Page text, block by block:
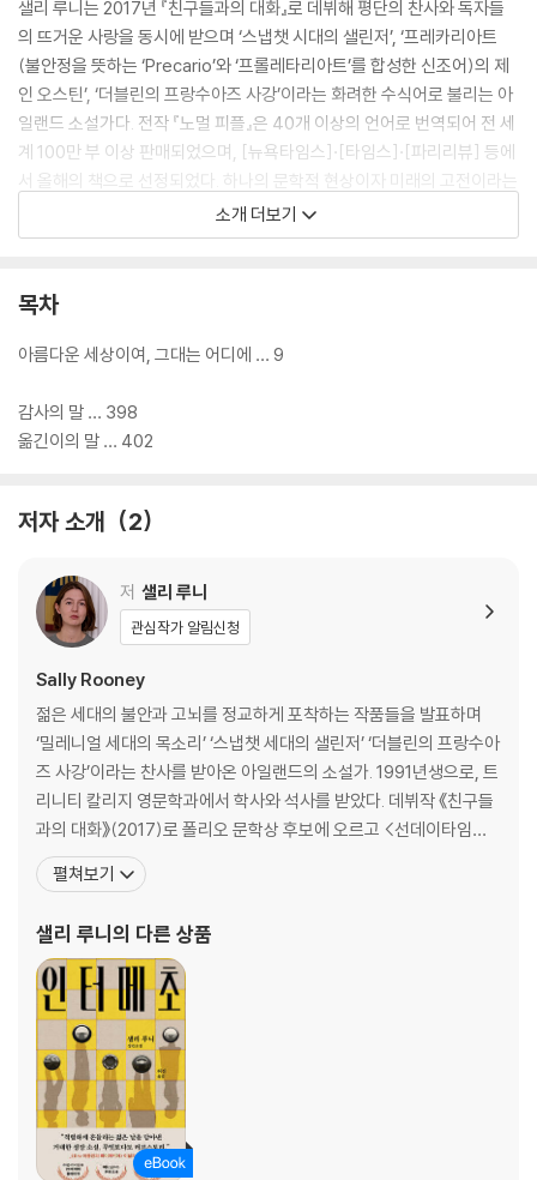
샐리 루니는 2017년 『친구들과의 대화』로 데뷔해 평단의 찬사와 독자들
의 뜨거운 사랑을 동시에 받으며 ‘스냅챗 시대의 샐린저’, ‘프레카리아트
(불안정을 뜻하는 ‘Precario’와 ‘프롤레타리아트’를 합성한 신조어)의 제
인 오스틴’, ‘더블린의 프랑수아즈 사강’이라는 화려한 수식어로 불리는 아
일랜드 소설가다. 전작 『노멀 피플』은 40개 이상의 언어로 번역되어 전 세
계 100만 부 이상 판매되었으며, [뉴욕타임스]·[타임스]·[파리리뷰] 등에
서 올해의 책으로 선정되었다. 하나의 문학적 현상이자 미래의 고전이라는
가디언의 극찬을 받으며 세계적인 작가로 주목받은 그녀는 2022년 [타임
스]가 선정한 전 세계에서 가장 영향력 있는 문화계 인사 100인 중 한 명이
이브에 공개되어 국내 팬들의 뜨거운 반응을 얻으며 마니아들을 양산했다.
신작 장편소설 역시 출간 즉시 [뉴욕타임스]·[선데이타임스] 베스트셀러
이 세상이 끝나갈 때 태어난 불운한 사람들이지만 서로를 계속 사랑하고
걱정하는 것보다 더 중요한 일은 없다고 생각하는 네 사람을 통해 자신의
름답고 강력해진 신작 『아름다운 세상이여, 그대는 어디에』는 이 시대를
려온 독자들의 가슴을 깊이 파고드는 뜨거운 감동을 선사할 것이다.
소개 더보기
목차
아름다운 세상이여, 그대는 어디에 … 9
감사의 말 … 398
옮긴이의 말 … 402
저자 소개 2
저 샐리 루니
관심작가 알림신청
Sally Rooney
젊은 세대의 불안과 고뇌를 정교하게 포착하는 작품들을 발표하며
‘밀레니얼 세대의 목소리’ ‘스냅챗 세대의 샐린저’ ‘더블린의 프랑수아
즈 사강’이라는 찬사를 받아온 아일랜드의 소설가. 1991년생으로, 트
리니티 칼리지 영문학과에서 학사와 석사를 받았다. 데뷔작 《친구들
과의 대화》(2017)로 폴리오 문학상 후보에 오르고 <선데이타임스>
올해의 젊은 작가상을 수상하는 등 데뷔와 동시에 평단과 독자로부터
큰 호응을 얻었다. 이후 스물일곱 살에 발표한 두 번째 장편 《노멀 피
되며 100만 부 이상 판매되면서 젊은
펼쳐보기
샐리 루니 의 다른 상품